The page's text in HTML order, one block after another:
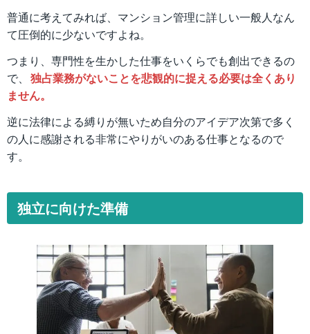
普通に考えてみれば、マンション管理に詳しい一般人なん
て圧倒的に少ないですよね。
つまり、専門性を生かした仕事をいくらでも創出できるの
で、 独占業務がないことを悲観的に捉える必要は全くあり
ません。
逆に法律による縛りが無いため自分のアイデア次第で多く
の人に感謝される非常にやりがいのある仕事となるので
す。
独立に向けた準備